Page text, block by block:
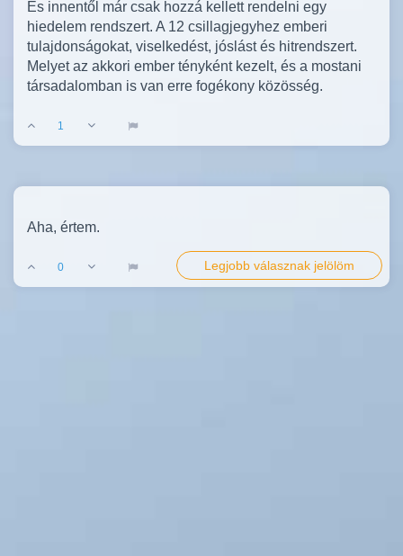
És innentől már csak hozzá kellett rendelni egy
hiedelem rendszert. A 12 csillagjegyhez emberi
tulajdonságokat, viselkedést, jóslást és hitrendszert.
Melyet az akkori ember tényként kezelt, és a mostani
társadalomban is van erre fogékony közösség.
1
Aha, értem.
0 Legjobb válasznak jelölöm